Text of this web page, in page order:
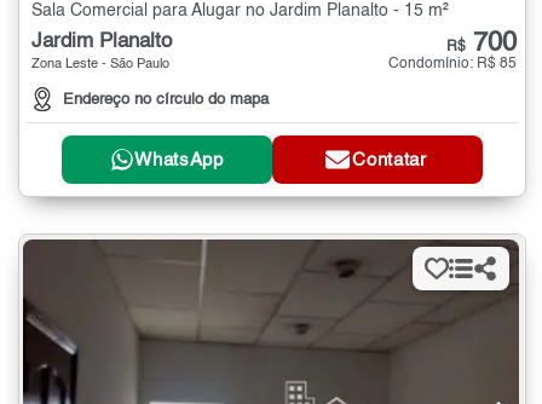
Sala Comercial para Alugar no Jardim Planalto - 15 m²
Jardim Planalto
Zona Leste - São Paulo
Endereço no círculo do mapa
R$ 700
Condomínio: R$ 85
WhatsApp Contatar